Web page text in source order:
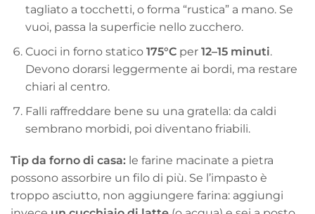
tagliato a tocchetti, o forma “rustica” a mano. Se
vuoi, passa la superficie nello zucchero.
Cuoci in forno statico 175°Cper 12–15 minuti.
Devono dorarsi leggermente ai bordi, ma restare
chiari al centro.
Falli raffreddare bene su una gratella: da caldi
sembrano morbidi, poi diventano friabili.
Tip da forno di casa: le farine macinate a pietra
possono assorbire un filo di più. Se l’impasto è
troppo asciutto, non aggiungere farina: aggiungi